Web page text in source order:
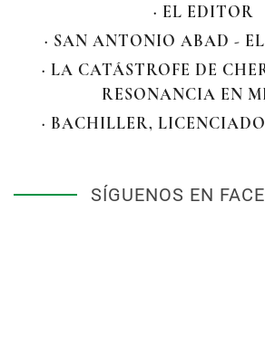
· EL EDITOR
· SAN ANTONIO ABAD -
· LA CATÁSTROFE DE
RESONANCIA EN
· BACHILLER,
SÍGUENOS EN